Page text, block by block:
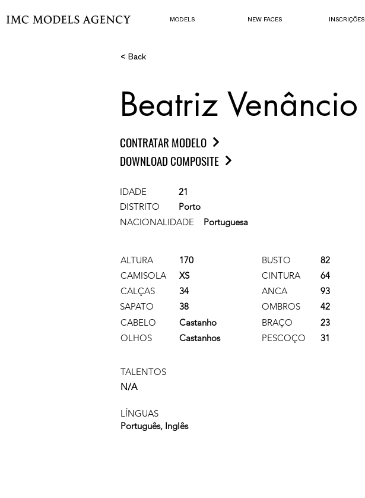
MODELS NEW FACES INSCRIÇÕES
< Back
Beatriz Venâncio
CONTRATAR MODELO
DOWNLOAD COMPOSITE
IDADE
21
DISTRITO
Porto
NACIONALIDADE
Portuguesa
ALTURA
170
CAMISOLA
XS
CALÇAS
34
SAPATO
38
CABELO
Castanho
OLHOS
Castanhos
BUSTO
82
CINTURA
64
ANCA
93
OMBROS
42
BRAÇO
23
PESCOÇO
31
TALENTOS
N/A
LÍNGUAS
Português, Inglês